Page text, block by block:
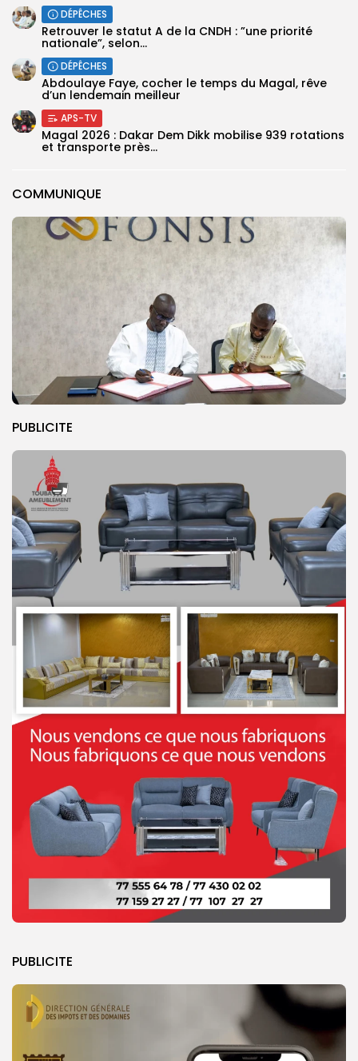
COMMUNIQUE
PUBLICITE
PUBLICITE
DÉPÊCHES
Retrouver le statut A de la CNDH : ”une priorité
nationale”, selon...
DÉPÊCHES
Abdoulaye Faye, cocher le temps du Magal, rêve
d’un lendemain meilleur
APS-TV
Magal 2026 : Dakar Dem Dikk mobilise 939 rotations
et transporte près...